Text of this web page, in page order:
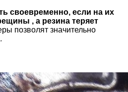
своевременно, если на их
, а резина теряет
позволят значительно